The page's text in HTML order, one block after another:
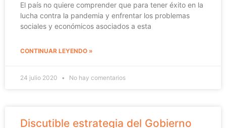
El país no quiere comprender que para tener éxito en la
lucha contra la pandemia y enfrentar los problemas
sociales y económicos asociados a esta
CONTINUAR LEYENDO »
24 julio 2020 No hay comentarios
Discutible estrategia del Gobierno